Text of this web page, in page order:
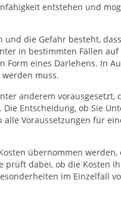
entstehen und
die Gefahr besteht,
in bestimmten Fällen
Form eines Darlehens. In
muss.
anderem vorausgesetzt,
Entscheidung, ob Sie
Voraussetzungen für
übernommen werden,
prüft dabei, ob die Kosten
im Einzelfall